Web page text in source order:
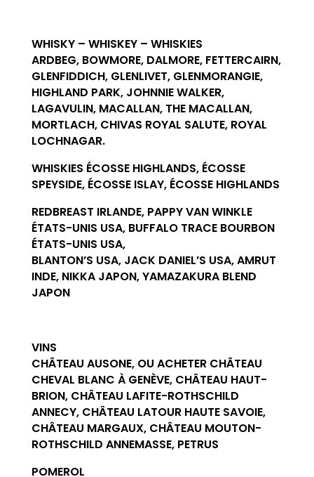
WHISKY – WHISKEY – WHISKIES
ARDBEG, BOWMORE, DALMORE, FETTERCAIRN,
GLENFIDDICH, GLENLIVET, GLENMORANGIE,
HIGHLAND PARK, JOHNNIE WALKER,
LAGAVULIN, MACALLAN, THE MACALLAN,
MORTLACH, CHIVAS ROYAL SALUTE, ROYAL
LOCHNAGAR.
WHISKIES ÉCOSSE HIGHLANDS, ÉCOSSE
SPEYSIDE, ÉCOSSE ISLAY, ÉCOSSE HIGHLANDS
REDBREAST IRLANDE, PAPPY VAN WINKLE
ÉTATS-UNIS USA, BUFFALO TRACE BOURBON
ÉTATS-UNIS USA,
BLANTON’S USA, JACK DANIEL’S USA, AMRUT
INDE, NIKKA JAPON, YAMAZAKURA BLEND
JAPON
VINS
CHÂTEAU AUSONE, OU ACHETER CHÂTEAU
CHEVAL BLANC À GENÈVE, CHÂTEAU HAUT-
BRION, CHÂTEAU LAFITE-ROTHSCHILD
ANNECY, CHÂTEAU LATOUR HAUTE SAVOIE,
CHÂTEAU MARGAUX, CHÂTEAU MOUTON-
ROTHSCHILD ANNEMASSE, PETRUS
POMEROL